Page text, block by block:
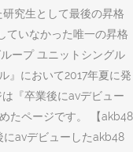
究生として最後の昇格
ていなかった唯一の昇格
ープ ユニットシングル
』において2017年夏に発
『卒業後にavデビュー
たページです。 【akb48
にavデビューしたakb48